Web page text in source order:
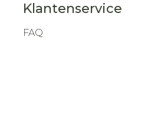
Klantenservice
FAQ